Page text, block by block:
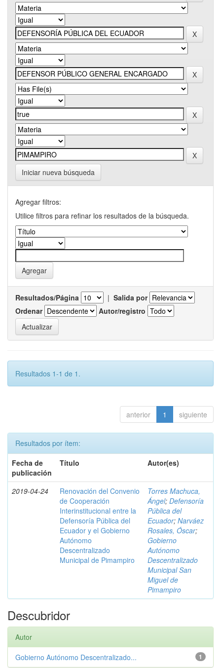
Iniciar nueva búsqueda
Agregar filtros:
Utilice filtros para refinar los resultados de la búsqueda.
Resultados/Página | Salida por
Ordenar
Autor/registro
Resultados 1-1 de 1.
anterior 1 siguiente
Resultados por ítem:
Fecha de
publicación
Título Autor(es)
2019-04-24
Renovación del Convenio
de Cooperación
Interinstitucional entre la
Defensoría Pública del
Ecuador y el Gobierno
Autónomo
Descentralizado
Municipal de Pimampiro
Torres Machuca,
Ángel; Defensoría
Pública del
Ecuador; Narváez
Rosales, Óscar;
Gobierno
Autónomo
Descentralizado
Municipal San
Miguel de
Pimampiro
Descubridor
Autor
1
Gobierno Autónomo Descentralizado...